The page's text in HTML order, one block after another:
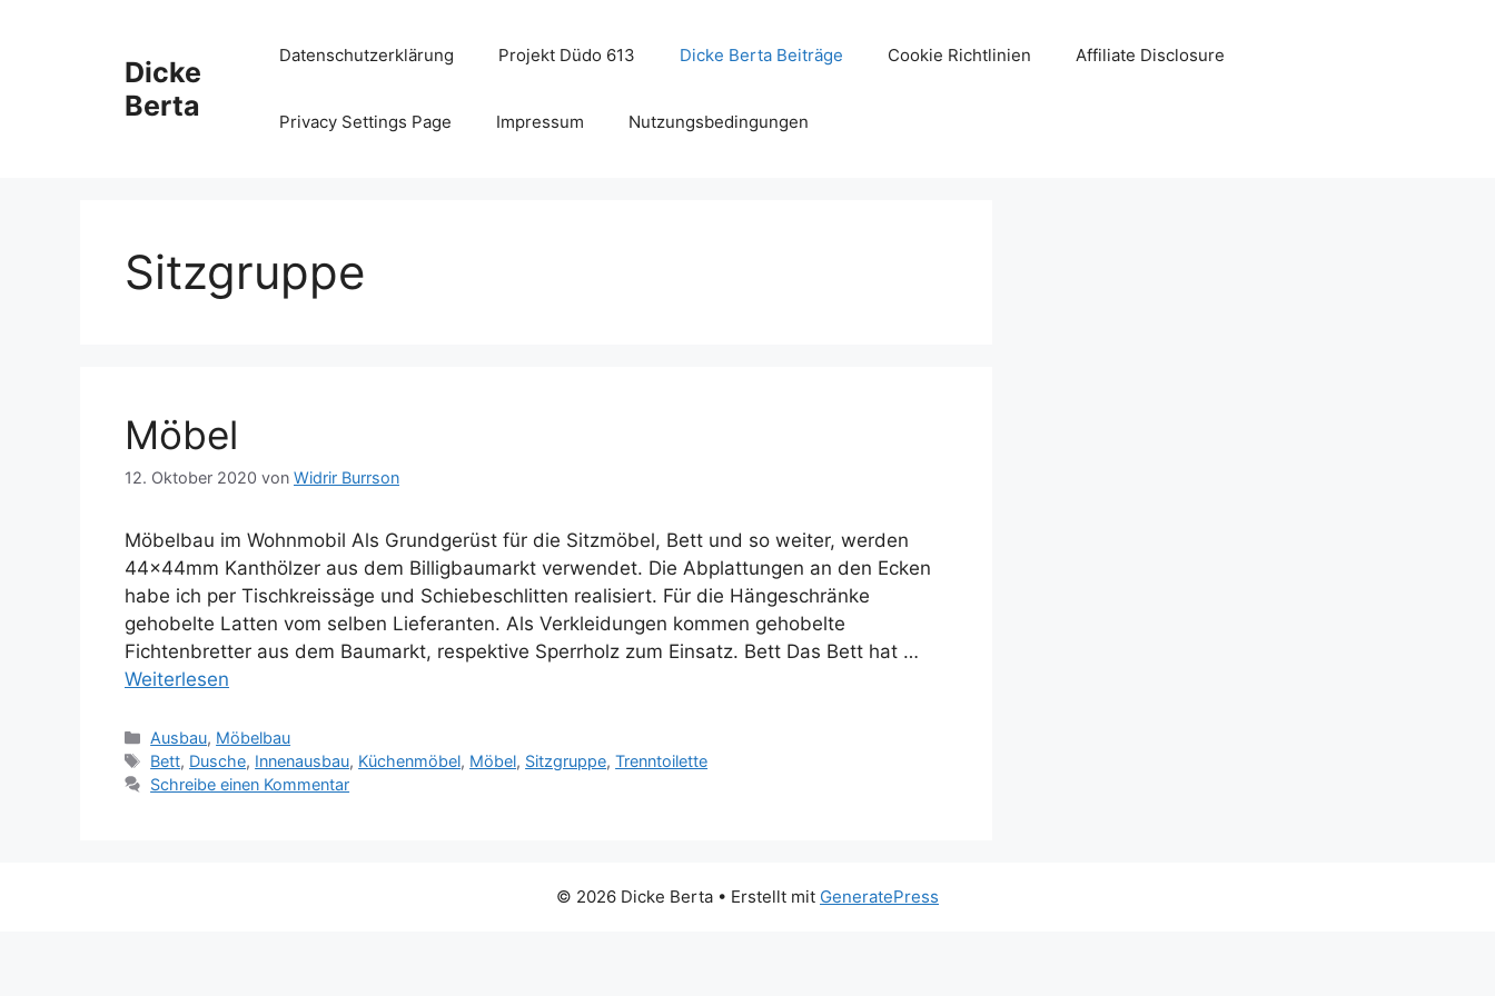
Dicke
Berta
Datenschutzerklärung Projekt Düdo 613 Dicke Berta Beiträge Cookie Richtlinien Affiliate Disclosure
Privacy Settings Page Impressum Nutzungsbedingungen
Sitzgruppe
Möbel
12. Oktober 2020 von Widrir Burrson
Möbelbau im Wohnmobil Als Grundgerüst für die Sitzmöbel, Bett und so weiter, werden
44x44mm Kanthölzer aus dem Billigbaumarkt verwendet. Die Abplattungen an den Ecken
habe ich per Tischkreissäge und Schiebeschlitten realisiert. Für die Hängeschränke
gehobelte Latten vom selben Lieferanten. Als Verkleidungen kommen gehobelte
Fichtenbretter aus dem Baumarkt, respektive Sperrholz zum Einsatz. Bett Das Bett hat …
Weiterlesen
Kategorien
Ausbau, Möbelbau
Schlagwörter
Bett, Dusche, Innenausbau, Küchenmöbel, Möbel, Sitzgruppe,Trenntoilette
Schreibe einen Kommentar
© 2026 Dicke Berta • Erstellt mit GeneratePress